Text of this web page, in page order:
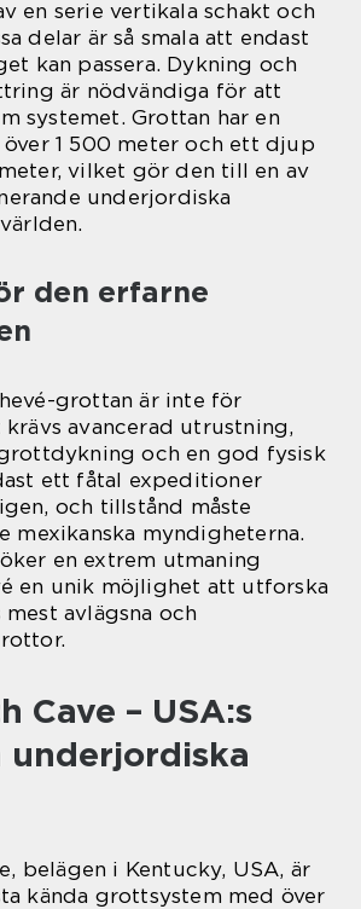
en serie vertikala schakt och
delar är så smala att endast
kan passera. Dykning och
är nödvändiga för att
systemet. Grottan har en
1 500 meter och ett djup
vilket gör den till en av
underjordiska
den erfarne
grottan är inte för
avancerad utrustning,
och en god fysisk
ett fåtal expeditioner
och tillstånd måste
mexikanska myndigheterna.
en extrem utmaning
en unik möjlighet att utforska
avlägsna och
Cave – USA:s
underjordiska
belägen i Kentucky, USA, är
kända grottsystem med över